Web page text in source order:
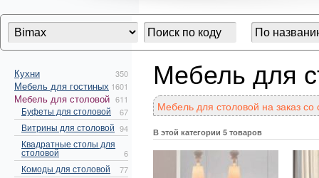
Кухни 350
Мебель для гостиных 1601
Мебель для столовой 611
Буфеты для столовой 67
Витрины для столовой 94
Квадратные столы для
столовой 6
Комоды для столовой 77
Мебель для
Мебель для столовой на заказ
В этой категории 5 товаров